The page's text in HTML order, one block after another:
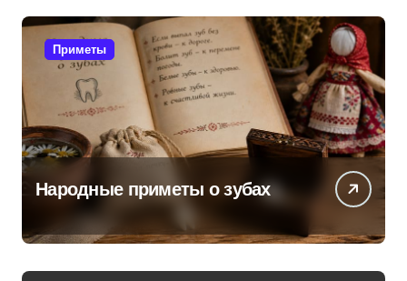
Приметы
Народные приметы о зубах